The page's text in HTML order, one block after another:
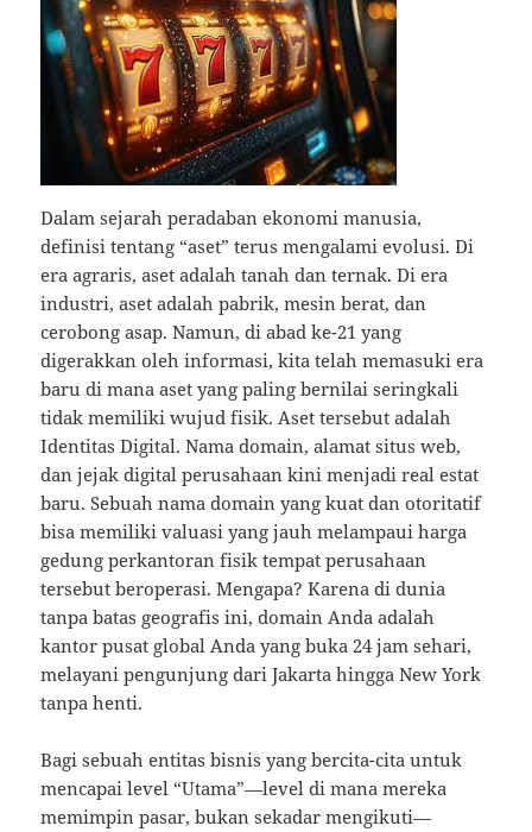
Dalam sejarah peradaban ekonomi manusia,
definisi tentang “aset” terus mengalami evolusi. Di
era agraris, aset adalah tanah dan ternak. Di era
industri, aset adalah pabrik, mesin berat, dan
cerobong asap. Namun, di abad ke-21 yang
digerakkan oleh informasi, kita telah memasuki era
baru di mana aset yang paling bernilai seringkali
tidak memiliki wujud fisik. Aset tersebut adalah
Identitas Digital. Nama domain, alamat situs web,
dan jejak digital perusahaan kini menjadi real estat
baru. Sebuah nama domain yang kuat dan otoritatif
bisa memiliki valuasi yang jauh melampaui harga
gedung perkantoran fisik tempat perusahaan
tersebut beroperasi. Mengapa? Karena di dunia
tanpa batas geografis ini, domain Anda adalah
kantor pusat global Anda yang buka 24 jam sehari,
melayani pengunjung dari Jakarta hingga New York
tanpa henti.
Bagi sebuah entitas bisnis yang bercita-cita untuk
mencapai level “Utama”—level di mana mereka
memimpin pasar, bukan sekadar mengikuti—